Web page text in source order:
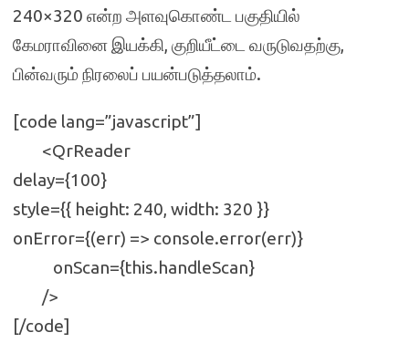
240×320 என்ற அளவுகொண்ட பகுதியில்
கேமராவினை இயக்கி, குறியீட்டை வருடுவதற்கு,
பின்வரும் நிரலைப் பயன்படுத்தலாம்.
[code lang=”javascript”]
<QrReader
delay={100}
style={{ height: 240, width: 320 }}
onError={(err) => console.error(err)}
onScan={this.handleScan}
/>
[/code]